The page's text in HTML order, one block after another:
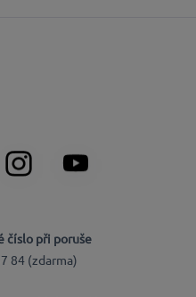
číslo při poruše
84 (zdarma)